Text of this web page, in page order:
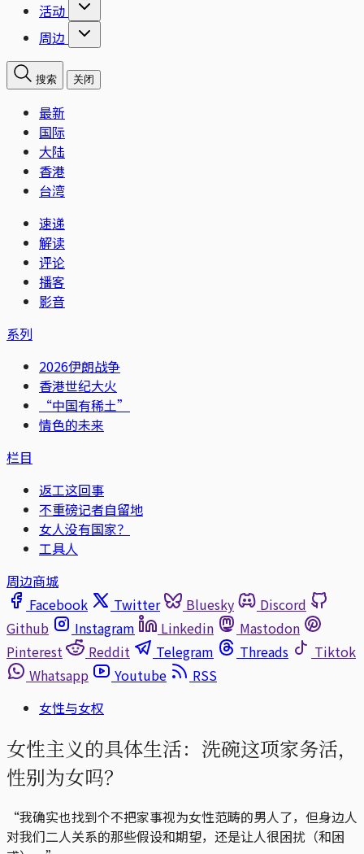
活动
周边
搜索 关闭
最新
国际
大陆
香港
台湾
速递
解读
评论
播客
影音
系列
2026伊朗战争
香港世纪大火
“中国有稀土”
情色的未来
栏目
返工这回事
不重磅记者自留地
女人没有国家？
工具人
周边商城
Facebook
Twitter Bluesky
Discord
Github
Instagram Linkedin
Mastodon
Pinterest
Reddit Telegram Threads
Tiktok
Whatsapp
Youtube
RSS
女性与女权
女性主义的具体生活：洗碗这项家务活，
性别为女吗？
“我确实也找到个不把家事视为女性范畴的男人了，但身边人
对我们二人关系的那些假设和期望，还是让人很困扰（和困